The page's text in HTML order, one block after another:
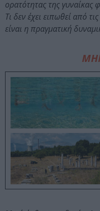
ορατότητας της
Τι δεν έχει ειπωθεί από
είναι η πραγματική